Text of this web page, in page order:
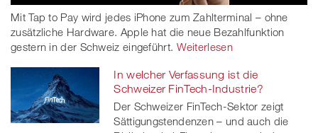
Mit Tap to Pay wird jedes iPhone zum Zahlterminal – ohne
zusätzliche Hardware. Apple hat die neue Bezahlfunktion
gestern in der Schweiz eingeführt. Weiterlesen
In welcher Verfassung ist die
Schweizer FinTech-Industrie?
Der Schweizer FinTech-Sektor zeigt
Sättigungstendenzen – und auch die